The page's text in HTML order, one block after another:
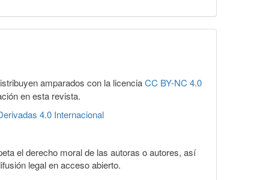
amparados con la licenciaCC BY-NC 4.0
en esta revista.
4.0 Internacional
el derecho moral de las autoras o autores, así
legal en acceso abierto.